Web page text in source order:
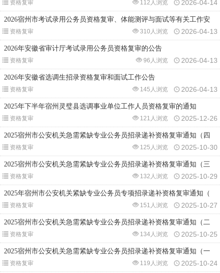
资格复审 2026-04-14
112人浏览
2026宿州市考试录用公务员资格复审、体能测评与面试等有关工作安
资格复审 2026-04-13
310人浏览
2026年安徽省审计厅考试录用公务员资格复审的公告
资格复审 2026-04-13
96人浏览
2026年安徽省选调生招录资格复审和面试工作公告
资格复审 2026-04-13
145人浏览
2025年下半年宿州灵璧县选调事业单位工作人员资格复审的通知
资格复审 2025-12-26
121人浏览
2025宿州市公安机关急需紧缺专业公务员招录递补资格复审通知（四
资格复审 2025-10-30
125人浏览
2025宿州市公安机关急需紧缺专业公务员招录递补资格复审通知（三
资格复审 2025-10-29
132人浏览
2025年宿州市公安机关紧缺专业公务员专项招录递补资格复审通知（
资格复审 2025-10-27
151人浏览
2025宿州市公安机关急需紧缺专业公务员招录递补资格复审通知（二
资格复审 2025-10-25
134人浏览
2025宿州市公安机关急需紧缺专业公务员招录递补资格复审通知（一
资格复审 2025-10-24
119人浏览